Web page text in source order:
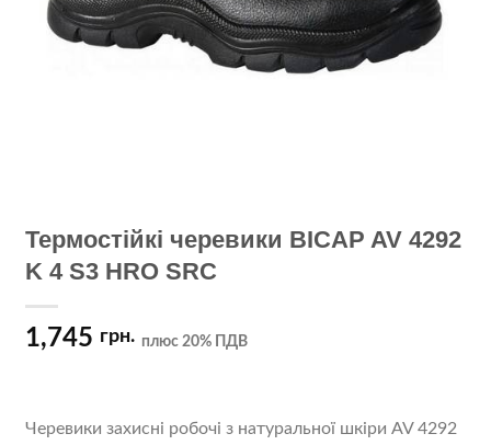
Термостійкі черевики BICAP AV 4292
K 4 S3 HRO SRC
1,745 грн. плюс 20% ПДВ
Черевики захисні робочі з натуральної шкіри AV 4292